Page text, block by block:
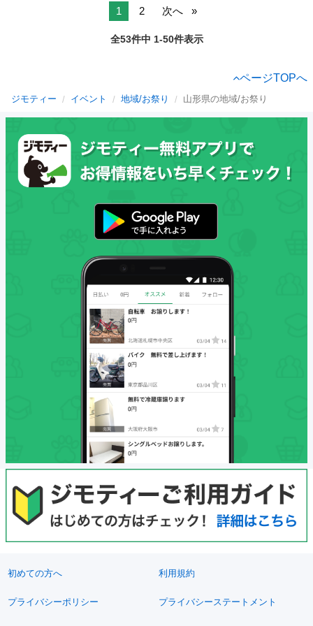
1 2 次へ
全53件中 1-50件表示
ページTOPへ
ジモティー イベント 地域/お祭り 山形県の地域/お祭り
初めての方へ 利用規約
プライバシーポリシー プライバシーステートメント